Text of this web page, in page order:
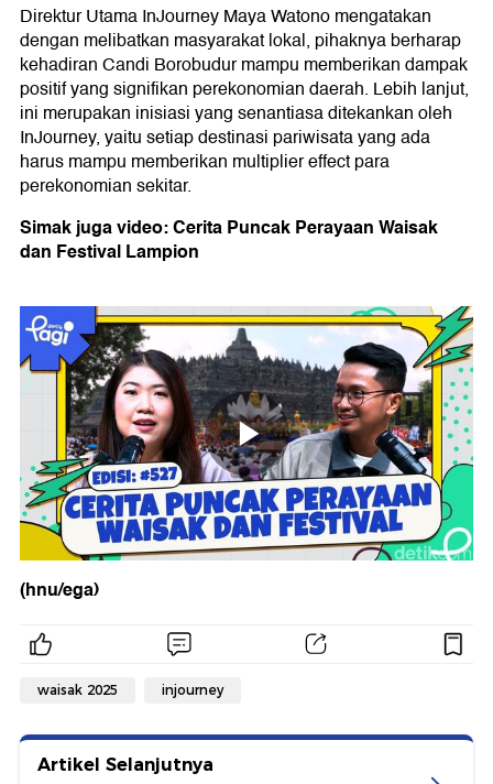
Direktur Utama InJourney Maya Watono mengatakan
dengan melibatkan masyarakat lokal, pihaknya berharap
kehadiran Candi Borobudur mampu memberikan dampak
positif yang signifikan perekonomian daerah. Lebih lanjut,
ini merupakan inisiasi yang senantiasa ditekankan oleh
InJourney, yaitu setiap destinasi pariwisata yang ada
harus mampu memberikan multiplier effect para
perekonomian sekitar.
Simak juga video: Cerita Puncak Perayaan Waisak
dan Festival Lampion
(hnu/ega)
waisak 2025 injourney
Artikel Selanjutnya